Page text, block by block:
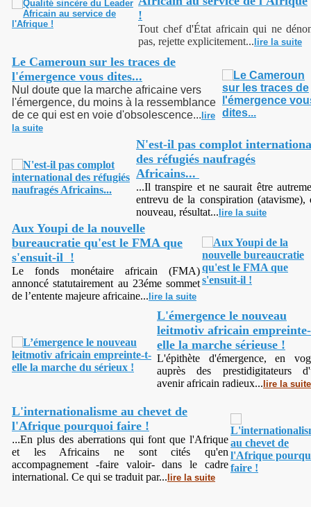
!
Tout chef d'État africain qui ne
pas, rejette explicitement... lire la suite
Le Cameroun sur les traces de
l'émergence vous dites...
Nul doute que la marche africaine vers
l'émergence, du moins à la ressemblance
de ce qui est en voie d'obsolescence... lire
la suite
N'est-il pas complot
des réfugiés naufragés
Africains...
...Il transpire et ne saurait être
entrevu de la conspiration (atavisme),
nouveau, résultat... lire la suite
Aux Youpi de la nouvelle
bureaucratie qu'est le FMA que
s'ensuit-il !
Le fonds monétaire africain (FMA)
annoncé statutairement au 23éme sommet
de l’entente majeure africaine... lire la suite
L'émergence le nouveau
leitmotiv africain
elle la marche sérieuse !
L'épithète d'émergence, en
auprès des prestidigitateurs
avenir africain radieux... lire la suite
L'internationalisme au chevet de
l'Afrique pourquoi faire !
...En plus des aberrations qui font que l'Afrique
et les Africains ne sont cités qu'en
accompagnement -faire valoir- dans le cadre
international. Ce qui se traduit par... lire la suite